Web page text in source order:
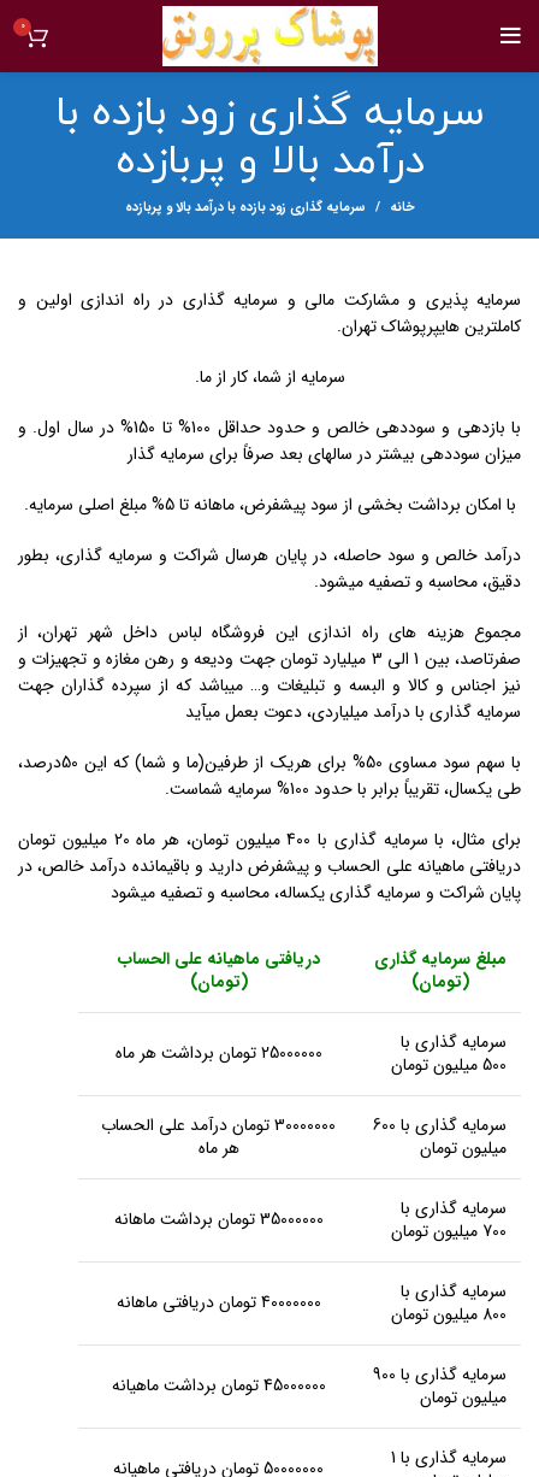
0
سرمایه گذاری زود بازده با
درآمد بالا و پربازده
خانه سرمایه گذاری زود بازده با درآمد بالا و پربازده
سرمایه پذیری و مشارکت مالی و سرمایه گذاری در راه اندازی اولین و
کاملترین هایپرپوشاک تهران.
سرمایه از شما، کار از ما.
با بازدهی و سوددهی خالص و حدود حداقل 100% تا 150% در سال اول. و
میزان سوددهی بیشتر در سالهای بعد صرفاً برای سرمایه گذار
با امکان برداشت بخشی از سود پیشفرض، ماهانه تا 5% مبلغ اصلی سرمایه.
درآمد خالص و سود حاصله، در پایان هرسال شراکت و سرمایه گذاری، بطور
دقیق، محاسبه و تصفیه میشود.
مجموع هزینه های راه اندازی این فروشگاه لباس داخل شهر تهران، از
صفرتاصد، بین 1 الی 3 میلیارد تومان جهت ودیعه و رهن مغازه و تجهیزات و
نیز اجناس و کالا و البسه و تبلیغات و… میباشد که از سپرده گذاران جهت
سرمایه گذاری با درآمد میلیاردی، دعوت بعمل میآید
با سهم سود مساوی 50% برای هریک از طرفین(ما و شما) که این 50درصد،
طی یکسال، تقریباً برابر با حدود 100% سرمایه شماست.
برای مثال، با سرمایه گذاری با 400 میلیون تومان، هر ماه 20 میلیون تومان
دریافتی ماهیانه علی الحساب و پیشفرض دارید و باقیمانده درآمد خالص، در
پایان شراکت و سرمایه گذاری یکساله، محاسبه و تصفیه میشود
مبلغ سرمایه گذاری
(تومان)
دریافتی ماهیانه علی الحساب
(تومان)
سرمایه گذاری با
500 میلیون تومان
25000000 تومان برداشت هر ماه
سرمایه گذاری با 600
میلیون تومان
30000000 تومان درآمد علی الحساب
هر ماه
سرمایه گذاری با
700 میلیون تومان
35000000 تومان برداشت ماهانه
سرمایه گذاری با
800 میلیون تومان
40000000 تومان دریافتی ماهانه
سرمایه گذاری با 900
میلیون تومان
45000000 تومان برداشت ماهیانه
سرمایه گذاری با 1
50000000 تومان دریافتی ماهیانه